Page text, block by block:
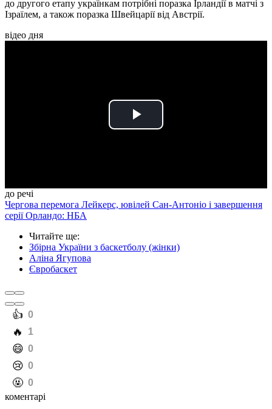
до другого етапу українкам потрібні поразка Ірландії в матчі з
Ізраїлем, а також поразка Швейцарії від Австрії.
відео дня
Play
до речі
Чергова перемога Лейкерс, ювілей Сан-Антоніо і завершення
серії Орландо: НБА
Читайте ще:
Збірна України з баскетболу (жінки)
Аліна Ягупова
Євробаскет
️👍 0
️🔥 1
️😄 0
️😢 0
️🤬 0
коментарі